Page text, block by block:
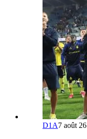
D1A7 août 26